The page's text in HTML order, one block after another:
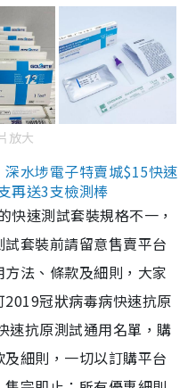
放大
水埗電子特賣城$15快速
再送3支檢測棒
快速測試套裝規格不一，
套裝前請留意售賣平台
法、條款及細則，大家
冠狀病毒病快速抗原
速抗原測試通用名單，購
細則，一切以訂購平台